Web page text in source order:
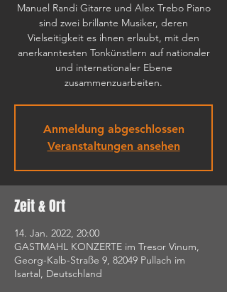
Manuel Randi Gitarre und Alex Trebo Piano
sind zwei brillante Musiker, deren
Vielseitigkeit es ihnen erlaubt, mit den
anerkanntesten Tonkünstlern auf nationaler
und internationaler Ebene
zusammenzuarbeiten.
Anmeldung abgeschlossen
Veranstaltungen ansehen
Zeit & Ort
14. Jan. 2022, 20:00
GASTMAHL KONZERTE im Tresor Vinum,
Georg-Kalb-Straße 9, 82049 Pullach im
Isartal, Deutschland